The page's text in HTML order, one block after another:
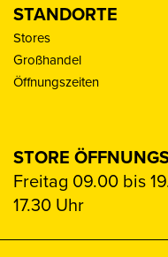
STANDORTE
Stores
Großhandel
Öffnungszeiten
STORE
Freitag 09.00 bis
17.30 Uhr